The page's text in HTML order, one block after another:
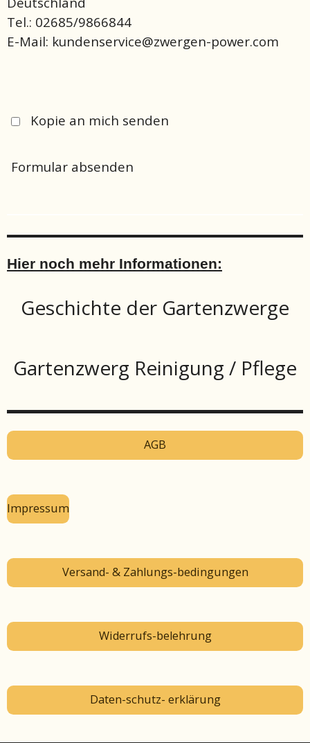
Tel.: 02685/9866844
E-Mail: kundenservice@zwergen-power.com
Kopie an mich senden
Formular absenden
Hier noch mehr Informationen:
Geschichte der Gartenzwerge
Gartenzwerg Reinigung / Pflege
AGB
Impressum
Versand- & Zahlungs-bedingungen
Widerrufs-belehrung
Daten-schutz- erklärung